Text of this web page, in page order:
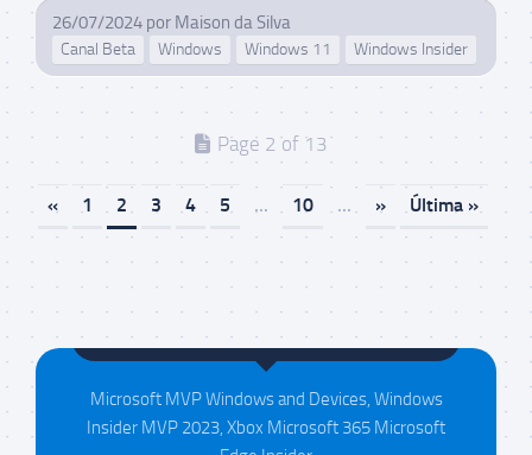
26/07/2024 por Maison da Silva
Canal Beta Windows Windows 11 Windows Insider
Page 2 of 13
« 1 2 3 4 5 ... 10 ... » Última »
Maison da Silva
Microsoft MVP Windows and Devices, Windows
Insider MVP 2023, Xbox Microsoft 365 Microsoft